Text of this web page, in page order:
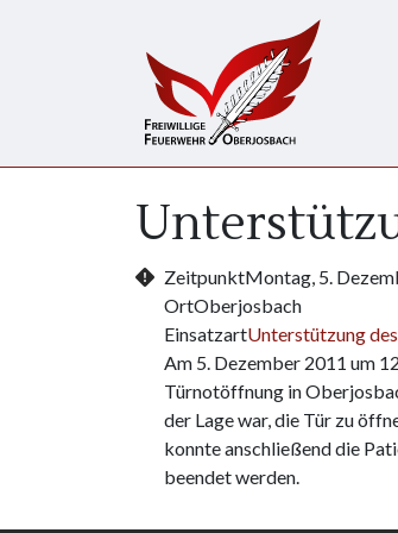
ZeitpunktMontag, 5.
OrtOberjosbach
EinsatzartUnterstützung
Am 5. Dezember 2011 um
Türnotöffnung in
der Lage war, die Tür zu
konnte anschließend die
beendet werden.